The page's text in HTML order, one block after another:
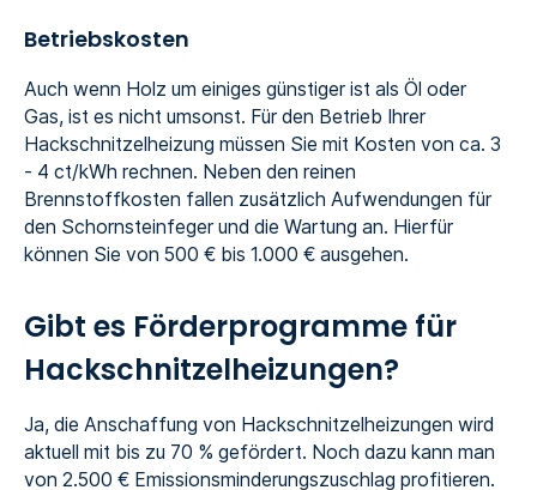
Betriebskosten
Auch wenn Holz um einiges günstiger ist als Öl oder
Gas, ist es nicht umsonst. Für den Betrieb Ihrer
Hackschnitzelheizung müssen Sie mit Kosten von ca. 3
- 4 ct/kWh rechnen. Neben den reinen
Brennstoffkosten fallen zusätzlich Aufwendungen für
den Schornsteinfeger und die Wartung an. Hierfür
können Sie von 500 € bis 1.000 € ausgehen.
Gibt es Förderprogramme für
Hackschnitzelheizungen?
Ja, die Anschaffung von Hackschnitzelheizungen wird
aktuell mit bis zu 70 % gefördert. Noch dazu kann man
von 2.500 € Emissionsminderungszuschlag profitieren.